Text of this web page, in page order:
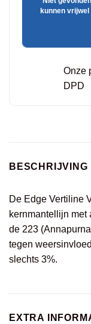
kunnen
Onze
DPD
BESCHRIJVING
De Edge Vertiline
kernmantellijn met
de 223
tegen
slechts 3%.
EXTRA